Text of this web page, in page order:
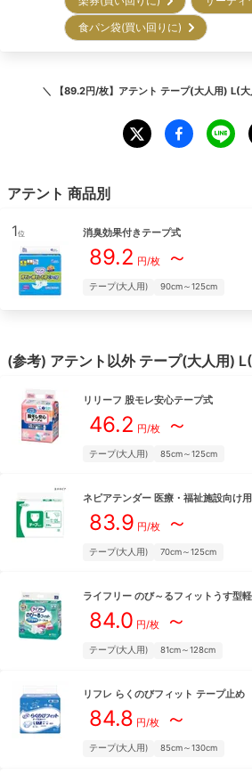
食パン袋(買い回りに)
＼ 【89.2円/枚】アテント テープ(大人用) L(
アテント 商品別
1位 消臭効果付きテープ式
89.2 円/枚～
テープ(大人用) 90cm～125cm
(参考) アテント 以外 テープ(大人用)
リリーフ 股モレ安心テープ式
46.2 円/枚～
テープ(大人用) 85cm～125cm
ネピアテンダー 医療・福祉施設向け用
83.9 円/枚～
テープ(大人用) 70cm～125cm
ライフリー のび～るフィットうす型
84.0 円/枚～
テープ(大人用) 81cm～128cm
リフレ らくのびフィット テープ止め
84.8 円/枚～
テープ(大人用) 85cm～130cm